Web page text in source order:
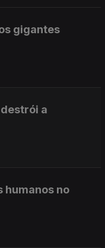
gigantes
a
humanos no